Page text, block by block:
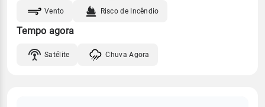
Vento Risco de Incêndio
Tempo agora
Satélite Chuva Agora